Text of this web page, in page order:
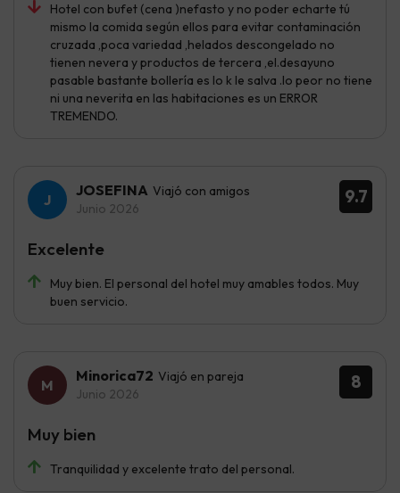
Hotel con bufet (cena )nefasto y no poder echarte tú
mismo la comida según ellos para evitar contaminación
cruzada ,poca variedad ,helados descongelado no
tienen nevera y productos de tercera ,el.desayuno
pasable bastante bollería es lo k le salva .lo peor no tiene
ni una neverita en las habitaciones es un ERROR
TREMENDO.
9.7
JOSEFINA Viajó con amigos
Junio 2026
Muy bien. El personal del hotel muy amables todos. Muy
buen servicio.
Excelente
8
Minorica72 Viajó en pareja
Junio 2026
Tranquilidad y excelente trato del personal.
Muy bien